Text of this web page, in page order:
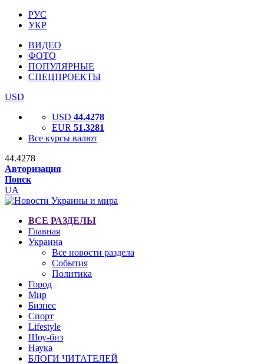
РУС
УКР
ВИДЕО
ФОТО
ПОПУЛЯРНЫЕ
СПЕЦПРОЕКТЫ
USD
USD 44.4278
EUR 51.3281
Все курсы валют
44.4278
Авторизация
Поиск
UA
ВСЕ РАЗДЕЛЫ
Главная
Украина
Все новости раздела
События
Политика
Город
Мир
Бизнес
Спорт
Lifestyle
Шоу-биз
Наука
БЛОГИ ЧИТАТЕЛЕЙ